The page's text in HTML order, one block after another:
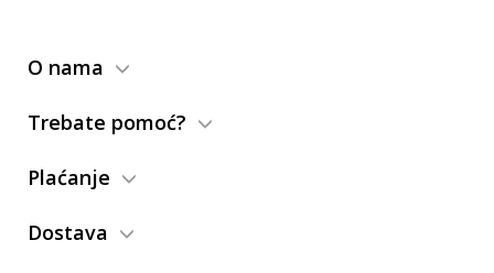
O nama
Trebate pomoć?
Plaćanje
Dostava